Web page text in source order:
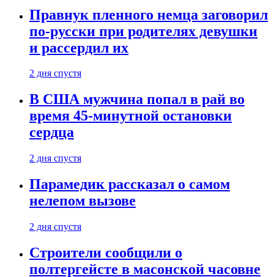
Правнук пленного немца заговорил
по-русски при родителях девушки
и рассердил их
2 дня спустя
В США мужчина попал в рай во
время 45-минутной остановки
сердца
2 дня спустя
Парамедик рассказал о самом
нелепом вызове
2 дня спустя
Строители сообщили о
полтергейсте в масонской часовне